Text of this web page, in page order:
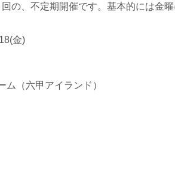
、不定期開催です。基本的には金曜
金)
（六甲アイランド）